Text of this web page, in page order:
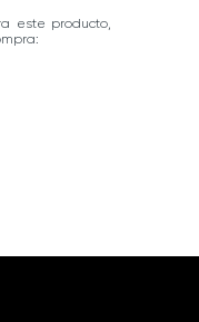
este producto,